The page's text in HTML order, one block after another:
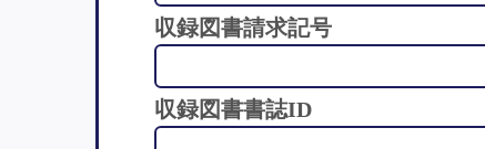
収録図書請求記号
収録図書書誌ID